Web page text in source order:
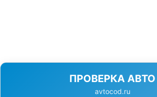
ПРОВЕРКА АВТО
avtocod.ru